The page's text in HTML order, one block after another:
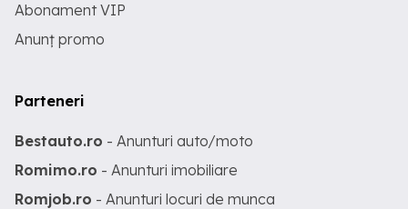
Abonament VIP
Anunț promo
Parteneri
Bestauto.ro - Anunturi auto/moto
Romimo.ro - Anunturi imobiliare
Romjob.ro - Anunturi locuri de munca